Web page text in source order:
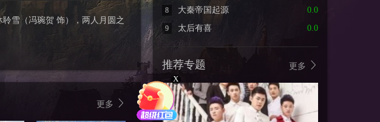
雪（冯琬贺 饰），两人月圆之
更多
0.0
8
大秦帝国起源
0.0
9 太后有喜
更多
推荐专题
X